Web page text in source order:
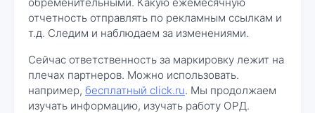
отчетность отправлять по рекламным ссылкам и
т.д. Следим и наблюдаем за изменениями.
Сейчас ответственность за маркировку лежит на
плечах партнеров. Можно использовать.
например, бесплатный click.ru. Мы продолжаем
изучать информацию, изучать работу ОРД.